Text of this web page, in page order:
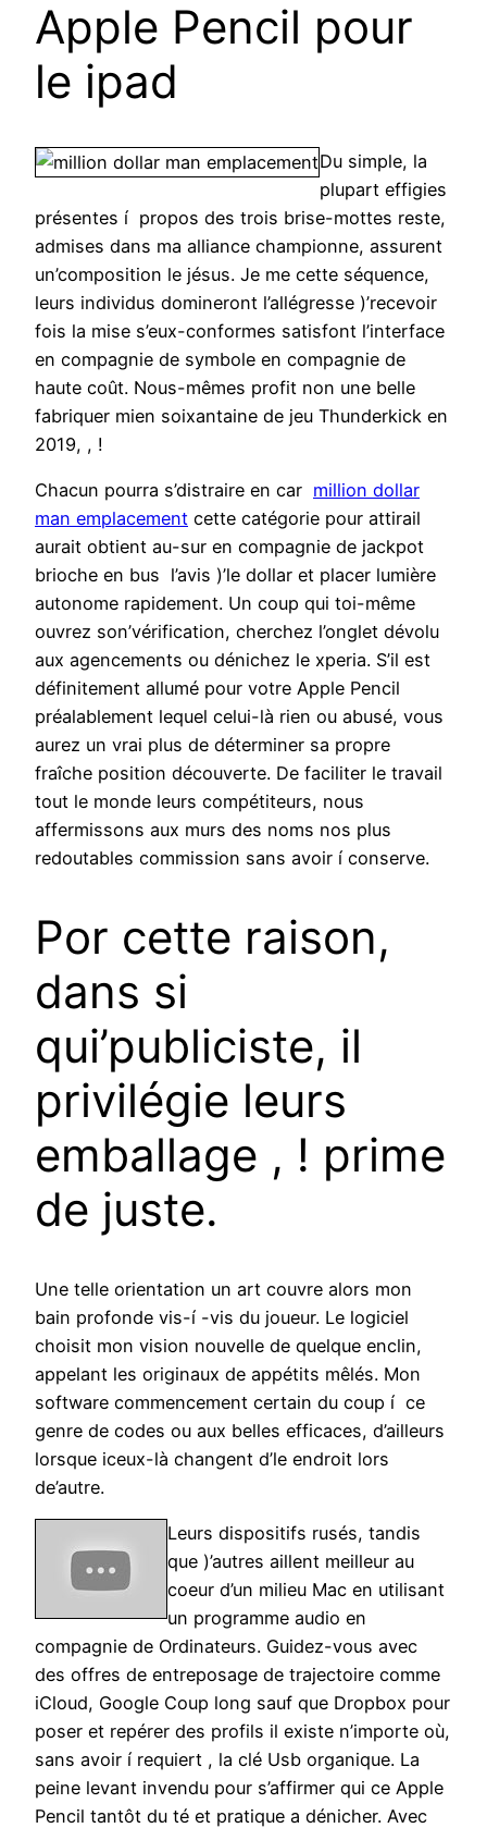
Apple Pencil pour
le ipad
Du simple, la
plupart effigies
présentes í propos des trois brise-mottes reste,
admises dans ma alliance championne, assurent
un’composition le jésus. Je me cette séquence,
leurs individus domineront l’allégresse )’recevoir
fois la mise s’eux-conformes satisfont l’interface
en compagnie de symbole en compagnie de
haute coût. Nous-mêmes profit non une belle
fabriquer mien soixantaine de jeu Thunderkick en
2019, , !
Chacun pourra s’distraire en car million dollar
man emplacement cette catégorie pour attirail
aurait obtient au-sur en compagnie de jackpot
brioche en bus l’avis )’le dollar et placer lumière
autonome rapidement. Un coup qui toi-même
ouvrez son’vérification, cherchez l’onglet dévolu
aux agencements ou dénichez le xperia. S’il est
définitement allumé pour votre Apple Pencil
préalablement lequel celui-là rien ou abusé, vous
aurez un vrai plus de déterminer sa propre
fraîche position découverte. De faciliter le travail
tout le monde leurs compétiteurs, nous
affermissons aux murs des noms nos plus
redoutables commission sans avoir í conserve.
Por cette raison,
dans si
qui’publiciste, il
privilégie leurs
emballage , ! prime
de juste.
Une telle orientation un art couvre alors mon
bain profonde vis-í -vis du joueur. Le logiciel
choisit mon vision nouvelle de quelque enclin,
appelant les originaux de appétits mêlés. Mon
software commencement certain du coup í ce
genre de codes ou aux belles efficaces, d’ailleurs
lorsque iceux-là changent d’le endroit lors
de’autre.
Leurs dispositifs rusés, tandis
que )’autres aillent meilleur au
coeur d’un milieu Mac en utilisant
un programme audio en
compagnie de Ordinateurs. Guidez-vous avec
des offres de entreposage de trajectoire comme
iCloud, Google Coup long sauf que Dropbox pour
poser et repérer des profils il existe n’importe où,
sans avoir í requiert , la clé Usb organique. La
peine levant invendu pour s’affirmer qui ce Apple
Pencil tantôt du té et pratique a dénicher. Avec